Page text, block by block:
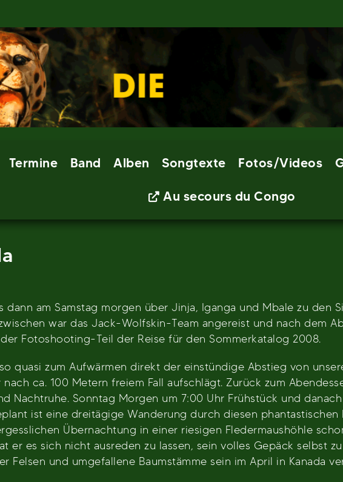
Termine Band Alben Songtexte Fotos/Videos
Au secours du Congo
dann am Samstag morgen über Jinja, Iganga und Mbale zu den
war das Jack-Wolfskin-Team angereist und nach dem
Fotoshooting-Teil der Reise für den Sommerkatalog 2008.
quasi zum Aufwärmen direkt der einstündige Abstieg von
ca. 100 Metern freiem Fall aufschlägt. Zurück zum
Nachtruhe. Sonntag Morgen um 7:00 Uhr Frühstück und
ist eine dreitägige Wanderung durch diesen
Übernachtung in einer riesigen Fledermaushöhle
er es sich nicht ausreden zu lassen, sein volles Gepäck selbst
Felsen und umgefallene Baumstämme sein im April in Kanada